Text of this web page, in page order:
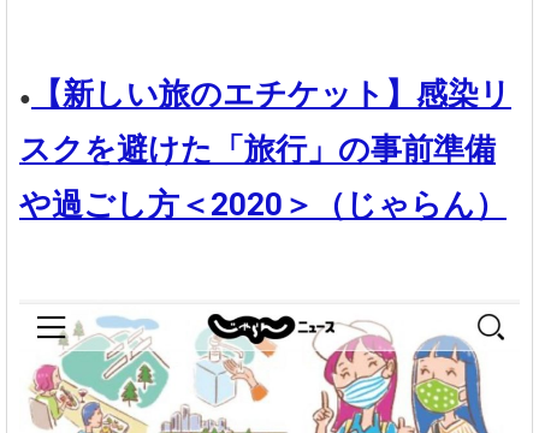
●
【新しい旅のエチケット】感染リ
スクを避けた「旅行」の事前準備
や過ごし方＜2020＞（じゃらん）